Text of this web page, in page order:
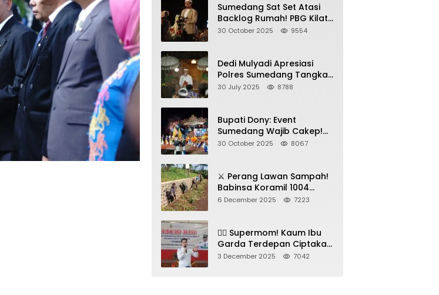
Sumedang Sat Set Atasi
Backlog Rumah! PBG Kilat
+ KUR Perumahan Jadi
30 October 2025 9554
Dedi Mulyadi Apresiasi
Polres Sumedang Tangkap
Wartawan Gadungan
30 July 2025 8788
Bupati Dony: Event
Sumedang Wajib Cakep!
Sosialisasi Wajib Nempel
30 October 2025 8067
⚔️ Perang Lawan Sampah!
Babinsa Koramil 1004
Tanjungsari Pimpin Warga
6 December 2025 7223
🦸‍♀️ Supermom! Kaum Ibu
Garda Terdepan Ciptakan
Generasi Unggul di
3 December 2025 7042